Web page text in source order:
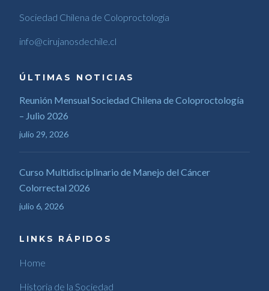
Sociedad Chilena de Coloproctología
info@cirujanosdechile.cl
ÚLTIMAS NOTICIAS
Reunión Mensual Sociedad Chilena de Coloproctología
– Julio 2026
julio 29, 2026
Curso Multidisciplinario de Manejo del Cáncer
Colorrectal 2026
julio 6, 2026
LINKS RÁPIDOS
Home
Historia de la Sociedad